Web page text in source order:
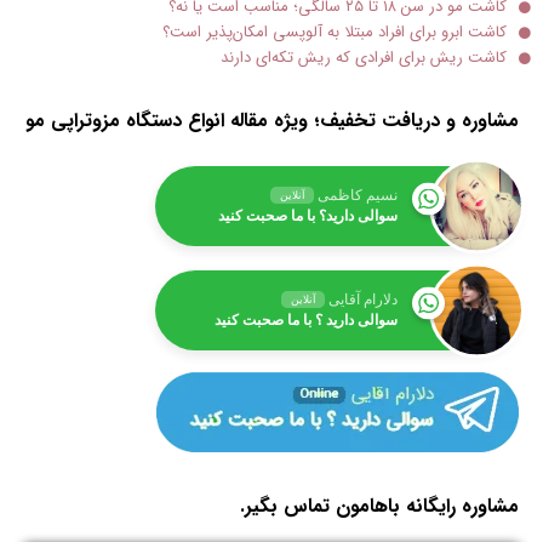
کاشت مو در سن ۱۸ تا ۲۵ سالگی؛ مناسب است یا نه؟
کاشت ابرو برای افراد مبتلا به آلوپسی امکان‌پذیر است؟
کاشت ریش برای افرادی که ریش تکه‌ای دارند
مشاوره و دریافت تخفیف؛ ویژه مقاله انواع دستگاه مزوتراپی مو
نسیم کاظمی آنلاین
سوالی دارید؟ با ما صحبت کنید
دلارام آقایی آنلاین
سوالی دارید ؟ با ما صحبت کنید
مشاوره رایگانه باهامون تماس بگیر.